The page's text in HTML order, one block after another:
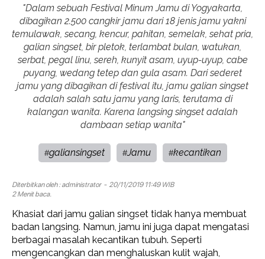
"Dalam sebuah Festival Minum Jamu di Yogyakarta,
dibagikan 2.500 cangkir jamu dari 18 jenis jamu yakni
temulawak, secang, kencur, pahitan, semelak, sehat pria,
galian singset, bir pletok, terlambat bulan, watukan,
serbat, pegal linu, sereh, kunyit asam, uyup-uyup, cabe
puyang, wedang tetep dan gula asam. Dari sederet
jamu yang dibagikan di festival itu, jamu galian singset
adalah salah satu jamu yang laris, terutama di
kalangan wanita. Karena langsing singset adalah
dambaan setiap wanita"
#galiansingset #Jamu #kecantikan
Diterbitkan oleh : administrator- 20/11/2019 11:49 WIB
2 Menit baca.
Khasiat dari jamu galian singset tidak hanya membuat
badan langsing. Namun, jamu ini juga dapat mengatasi
berbagai masalah kecantikan tubuh. Seperti
mengencangkan dan menghaluskan kulit wajah,